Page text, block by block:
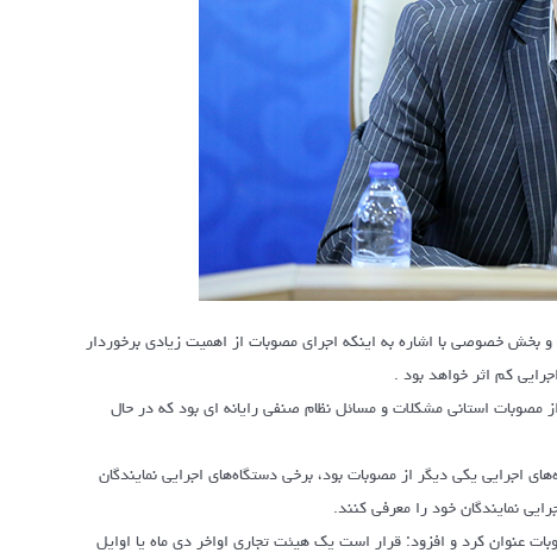
بخش خصوصی با اشاره به اینکه اجرای مصوبات از اهمیت زیادی برخوردار
کم اثر خواهد بود .
استانی مشکلات و مسائل نظام صنفی رایانه ای بود که در حال
اجرایی یکی دیگر از مصوبات بود، برخی دستگاه‌های اجرایی نمایندگان
نمایندگان خود را معرفی کنند.
عنوان کرد و افزود: قرار است یک هیئت تجاری اواخر دی ماه یا اوایل